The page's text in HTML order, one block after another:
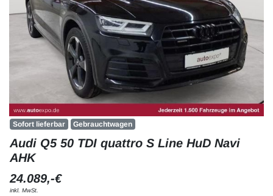
Sofort lieferbar Gebrauchtwagen
Audi Q5 50 TDI quattro S Line HuD Navi
AHK
24.089,-€
inkl. MwSt.